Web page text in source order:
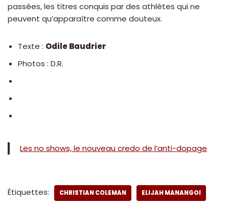
passées, les titres conquis par des athlètes qui ne
peuvent qu’apparaître comme douteux.
Texte : Odile Baudrier
Photos : D.R.
Les no shows, le nouveau credo de l’anti-dopage
Étiquettes: CHRISTIAN COLEMAN ELIJAH MANANGOI